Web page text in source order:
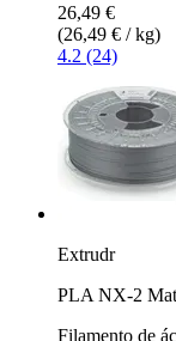
26,49 €
(26,49 € / kg)
4.2 (24)
Extrudr
PLA NX-2
Filamento de